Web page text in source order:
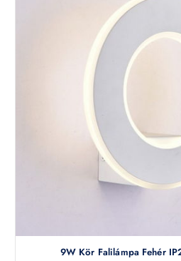
9W Kör Falilámpa Fehér